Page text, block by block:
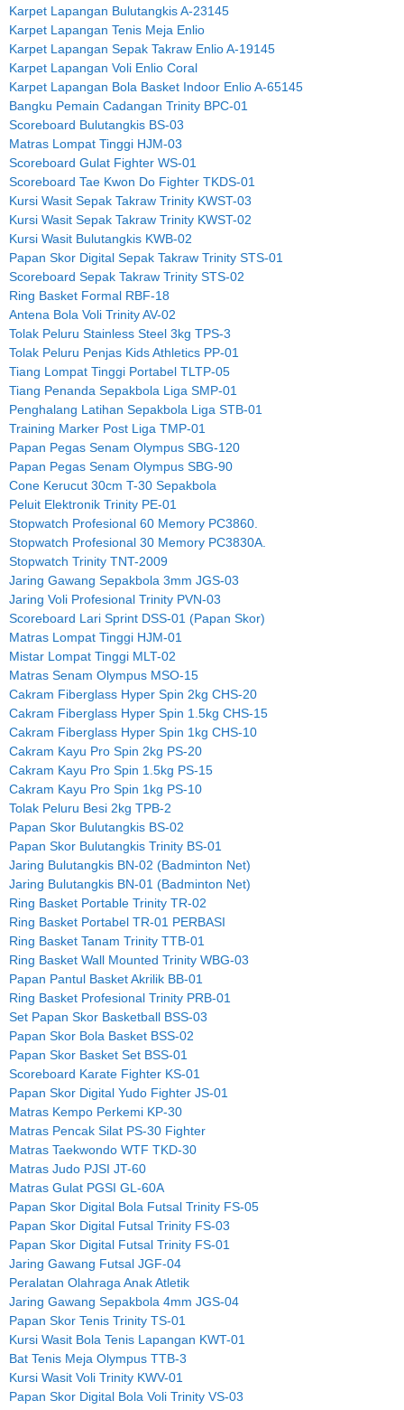
Karpet Lapangan Bulutangkis A-23145
Karpet Lapangan Tenis Meja Enlio
Karpet Lapangan Sepak Takraw Enlio A-19145
Karpet Lapangan Voli Enlio Coral
Karpet Lapangan Bola Basket Indoor Enlio A-65145
Bangku Pemain Cadangan Trinity BPC-01
Scoreboard Bulutangkis BS-03
Matras Lompat Tinggi HJM-03
Scoreboard Gulat Fighter WS-01
Scoreboard Tae Kwon Do Fighter TKDS-01
Kursi Wasit Sepak Takraw Trinity KWST-03
Kursi Wasit Sepak Takraw Trinity KWST-02
Kursi Wasit Bulutangkis KWB-02
Papan Skor Digital Sepak Takraw Trinity STS-01
Scoreboard Sepak Takraw Trinity STS-02
Ring Basket Formal RBF-18
Antena Bola Voli Trinity AV-02
Tolak Peluru Stainless Steel 3kg TPS-3
Tolak Peluru Penjas Kids Athletics PP-01
Tiang Lompat Tinggi Portabel TLTP-05
Tiang Penanda Sepakbola Liga SMP-01
Penghalang Latihan Sepakbola Liga STB-01
Training Marker Post Liga TMP-01
Papan Pegas Senam Olympus SBG-120
Papan Pegas Senam Olympus SBG-90
Cone Kerucut 30cm T-30 Sepakbola
Peluit Elektronik Trinity PE-01
Stopwatch Profesional 60 Memory PC3860.
Stopwatch Profesional 30 Memory PC3830A.
Stopwatch Trinity TNT-2009
Jaring Gawang Sepakbola 3mm JGS-03
Jaring Voli Profesional Trinity PVN-03
Scoreboard Lari Sprint DSS-01 (Papan Skor)
Matras Lompat Tinggi HJM-01
Mistar Lompat Tinggi MLT-02
Matras Senam Olympus MSO-15
Cakram Fiberglass Hyper Spin 2kg CHS-20
Cakram Fiberglass Hyper Spin 1.5kg CHS-15
Cakram Fiberglass Hyper Spin 1kg CHS-10
Cakram Kayu Pro Spin 2kg PS-20
Cakram Kayu Pro Spin 1.5kg PS-15
Cakram Kayu Pro Spin 1kg PS-10
Tolak Peluru Besi 2kg TPB-2
Papan Skor Bulutangkis BS-02
Papan Skor Bulutangkis Trinity BS-01
Jaring Bulutangkis BN-02 (Badminton Net)
Jaring Bulutangkis BN-01 (Badminton Net)
Ring Basket Portable Trinity TR-02
Ring Basket Portabel TR-01 PERBASI
Ring Basket Tanam Trinity TTB-01
Ring Basket Wall Mounted Trinity WBG-03
Papan Pantul Basket Akrilik BB-01
Ring Basket Profesional Trinity PRB-01
Set Papan Skor Basketball BSS-03
Papan Skor Bola Basket BSS-02
Papan Skor Basket Set BSS-01
Scoreboard Karate Fighter KS-01
Papan Skor Digital Yudo Fighter JS-01
Matras Kempo Perkemi KP-30
Matras Pencak Silat PS-30 Fighter
Matras Taekwondo WTF TKD-30
Matras Judo PJSI JT-60
Matras Gulat PGSI GL-60A
Papan Skor Digital Bola Futsal Trinity FS-05
Papan Skor Digital Futsal Trinity FS-03
Papan Skor Digital Futsal Trinity FS-01
Jaring Gawang Futsal JGF-04
Peralatan Olahraga Anak Atletik
Jaring Gawang Sepakbola 4mm JGS-04
Papan Skor Tenis Trinity TS-01
Kursi Wasit Bola Tenis Lapangan KWT-01
Bat Tenis Meja Olympus TTB-3
Kursi Wasit Voli Trinity KWV-01
Papan Skor Digital Bola Voli Trinity VS-03